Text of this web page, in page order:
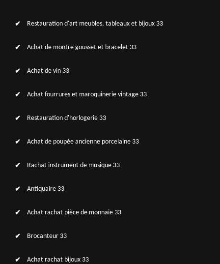
Restauration d'art meubles, tableaux et bijoux 33
Achat de montre gousset et bracelet 33
Achat de vin 33
Achat fourrures et maroquinerie vintage 33
Restauration d'horlogerie 33
Achat de poupée ancienne porcelaine 33
Rachat instrument de musique 33
Antiquaire 33
Achat rachat pièce de monnaie 33
Brocanteur 33
Achat rachat bijoux 33